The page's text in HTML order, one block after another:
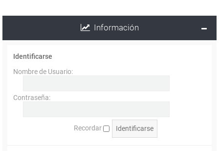
Información
Identificarse
Nombre de Usuario:
Contraseña:
Recordar